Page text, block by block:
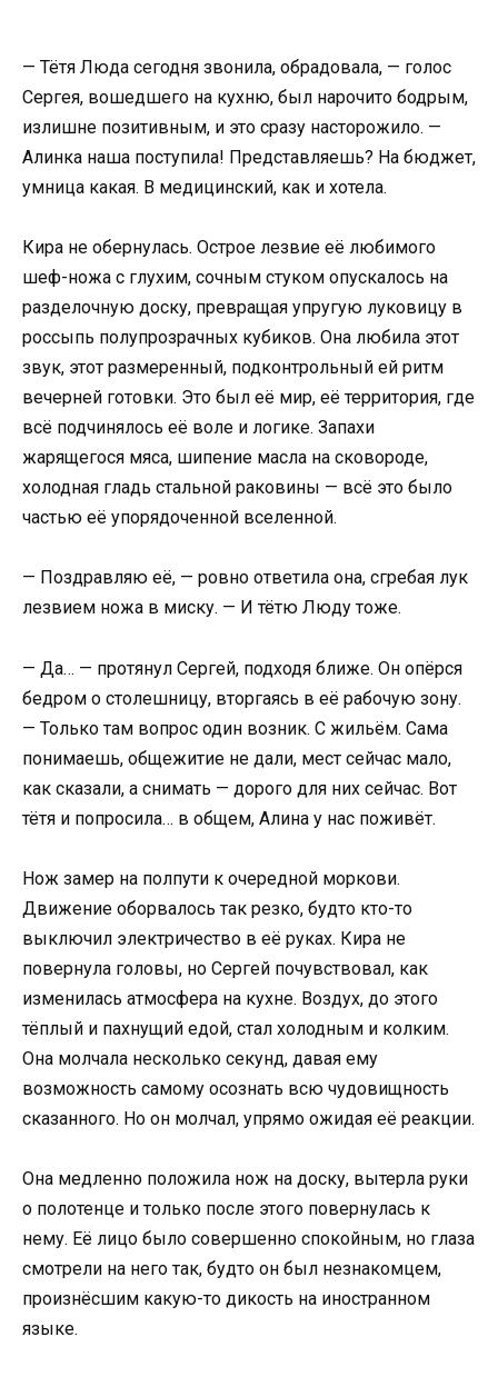
— Тётя Люда сегодня звонила, обрадовала, — голос
Сергея, вошедшего на кухню, был нарочито бодрым,
излишне позитивным, и это сразу насторожило. —
Алинка наша поступила! Представляешь? На бюджет,
умница какая. В медицинский, как и хотела.
Кира не обернулась. Острое лезвие её любимого
шеф-ножа с глухим, сочным стуком опускалось на
разделочную доску, превращая упругую луковицу в
россыпь полупрозрачных кубиков. Она любила этот
звук, этот размеренный, подконтрольный ей ритм
вечерней готовки. Это был её мир, её территория, где
всё подчинялось её воле и логике. Запахи
жарящегося мяса, шипение масла на сковороде,
холодная гладь стальной раковины — всё это было
частью её упорядоченной вселенной.
— Поздравляю её, — ровно ответила она, сгребая лук
лезвием ножа в миску. — И тётю Люду тоже.
— Да… — протянул Сергей, подходя ближе. Он опёрся
бедром о столешницу, вторгаясь в её рабочую зону.
— Только там вопрос один возник. С жильём. Сама
понимаешь, общежитие не дали, мест сейчас мало,
как сказали, а снимать — дорого для них сейчас. Вот
тётя и попросила… в общем, Алина у нас поживёт.
Нож замер на полпути к очередной моркови.
Движение оборвалось так резко, будто кто-то
выключил электричество в её руках. Кира не
повернула головы, но Сергей почувствовал, как
изменилась атмосфера на кухне. Воздух, до этого
тёплый и пахнущий едой, стал холодным и колким.
Она молчала несколько секунд, давая ему
возможность самому осознать всю чудовищность
сказанного. Но он молчал, упрямо ожидая её реакции.
Она медленно положила нож на доску, вытерла руки
о полотенце и только после этого повернулась к
нему. Её лицо было совершенно спокойным, но глаза
смотрели на него так, будто он был незнакомцем,
произнёсшим какую-то дикость на иностранном
языке.